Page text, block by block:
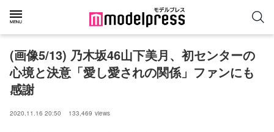
(画像5/13) 乃木坂46山下美月、初センターの
心境と決意「愛し愛されの関係」ファンにも
感謝
2020.11.16 20:50 133,469 views